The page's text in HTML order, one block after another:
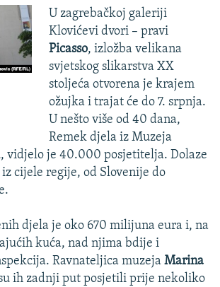
U zagrebačkoj galeriji
Klovićevi dvori – pravi
Picasso, izložba velikana
svjetskog slikarstva XX
stoljeća otvorena je krajem
ožujka i trajat će do 7. srpnja.
U nešto više od 40 dana,
Remek djela iz Muzeja
vidjelo je 40.000 posjetitelja. Dolaze
cijele regije, od Slovenije do
djela je oko 670 milijuna eura i, na
kuća, nad njima bdije i
Ravnateljica muzeja Marina
ih zadnji put posjetili prije nekoliko